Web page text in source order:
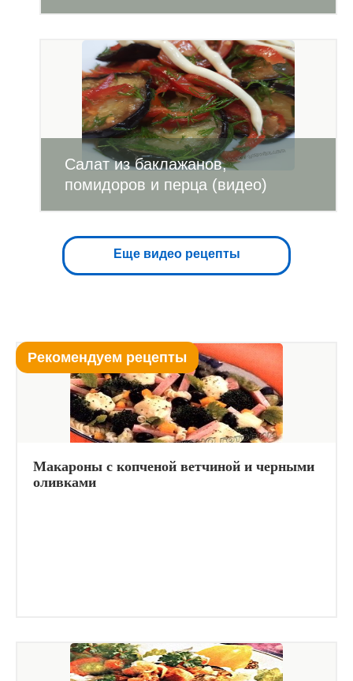
Салат из баклажанов,
помидоров и перца (видео)
Еще видео рецепты
Рекомендуем рецепты
Макароны с копченой ветчиной и черными
оливками